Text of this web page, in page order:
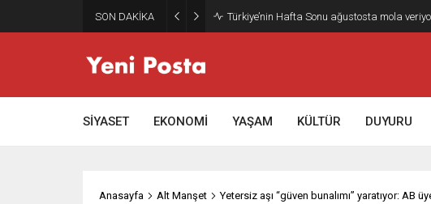
SON DAKİKA Gazze’nin geleceği: Teknokratik kontrol mü,
SİYASET EKONOMİ YAŞAM KÜLTÜR DUYURU
Anasayfa Alt Manşet Yetersiz aşı “güven bunalımı” yaratıyor: AB